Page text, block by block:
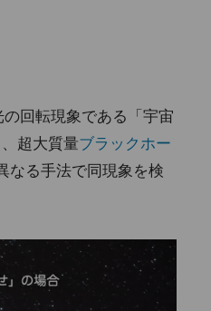
回転現象である「宇宙
超大質量ブラックホー
なる手法で同現象を検